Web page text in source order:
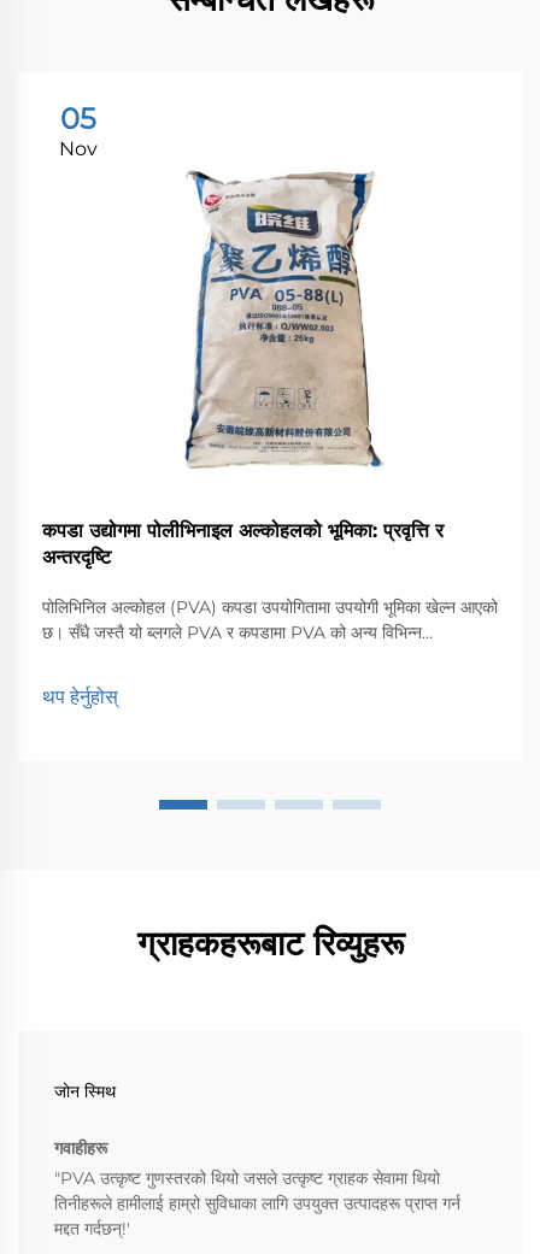
05
Nov
कपडा उद्योगमा पोलीभिनाइल अल्कोहलको भूमिका: प्रवृत्ति र
अन्तरदृष्टि
पोलिभिनिल अल्कोहल (PVA) कपडा उपयोगितामा उपयोगी भूमिका खेल्न आएको
छ। सँधै जस्तै यो ब्लगले PVA र कपडामा PVA को अन्य विभिन्न
प्रवृत्तिहरूमा केन्द्रित हुनेछ। कामको रूपमा ...
थप हेर्नुहोस्
ग्राहकहरूबाट रिव्युहरू
जोन स्मिथ
गवाहीहरू
"PVA उत्कृष्ट गुणस्तरको थियो जसले उत्कृष्ट ग्राहक सेवामा थियो
तिनीहरूले हामीलाई हाम्रो सुविधाका लागि उपयुक्त उत्पादहरू प्राप्त गर्न
मद्दत गर्दछन्!'